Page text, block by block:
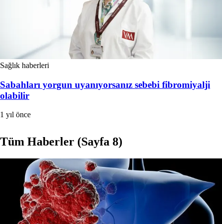
Sağlık haberleri
Sabahları yorgun uyanıyorsanız sebebi fibromiyalji
olabilir
1 yıl önce
Tüm Haberler (Sayfa 8)